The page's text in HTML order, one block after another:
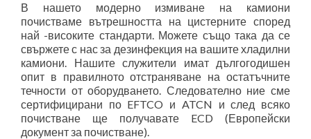
В нашето модерно измиване на камиони
почистваме вътрешността на цистерните според
най -високите стандарти. Можете също така да се
свържете с нас за дезинфекция на вашите хладилни
камиони. Нашите служители имат дългогодишен
опит в правилното отстраняване на остатъчните
течности от оборудването. Следователно ние сме
сертифицирани по EFTCO и ATCN и след всяко
почистване ще получавате ECD (Европейски
документ за почистване).